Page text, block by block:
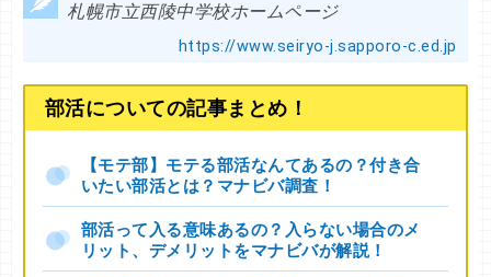
札幌市立西陵中学校ホームページ
https://www.seiryo-j.sapporo-c.ed.jp
部活についての記事まとめ！
【モテ部】モテる部活なんてあるの？付き合
いたい部活とは？マナビバ調査！
部活って入る意味あるの？入らない場合のメ
リット、デメリットをマナビバが解説！